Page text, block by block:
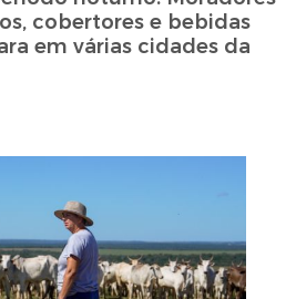
cobertores e bebidas
em várias cidades da